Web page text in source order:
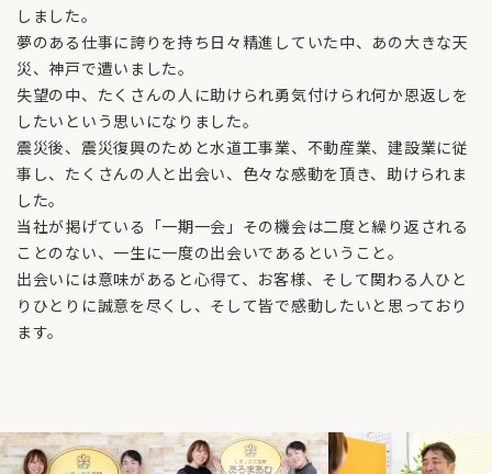
しました。
夢のある仕事に誇りを持ち日々精進していた中、あの大きな天
災、神戸で遭いました。
失望の中、たくさんの人に助けられ勇気付けられ何か恩返しを
したいという思いになりました。
震災後、震災復興のためと水道工事業、不動産業、建設業に従
事し、たくさんの人と出会い、色々な感動を頂き、助けられま
した。
当社が掲げている「一期一会」その機会は二度と繰り返される
ことのない、一生に一度の出会いであるということ。
​​​​​​​出会いには意味があると心得て、お客様、そして関わる人ひと
りひとりに誠意を尽くし、そして皆で感動したいと思っており
ます。